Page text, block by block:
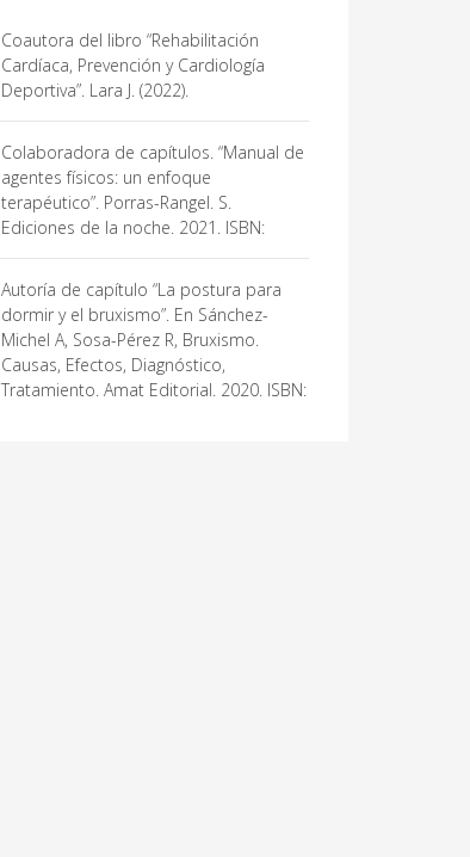
Coautora del libro “Rehabilitación
Cardíaca, Prevención y Cardiología
Deportiva”. Lara J. (2022).
Colaboradora de capítulos. “Manual de
agentes físicos: un enfoque
terapéutico”. Porras-Rangel. S.
Ediciones de la noche. 2021. ISBN:
Autoría de capítulo “La postura para
dormir y el bruxismo”. En Sánchez-
Michel A, Sosa-Pérez R, Bruxismo.
Causas, Efectos, Diagnóstico,
Tratamiento. Amat Editorial. 2020. ISBN: